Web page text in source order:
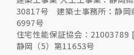
30817号 建築士事務所：静岡
6997号
住宅性能保証協会：21003789
静岡（5）第11653号